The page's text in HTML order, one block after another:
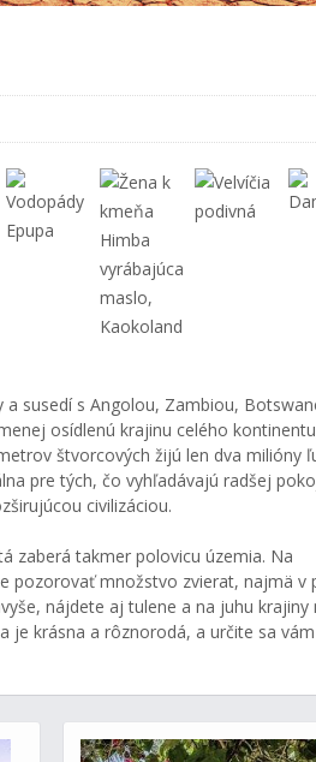
susedí s Angolou, Zambiou,
osídlenú krajinu celého
štvorcových žijú len dva milióny
pre tých, čo vyhľadávajú radšej
civilizáciou.
zaberá takmer polovicu územia. Na
pozorovať množstvo zvierat, najmä v
nájdete aj tulene a na juhu krajiny
je krásna a rôznorodá, a určite sa